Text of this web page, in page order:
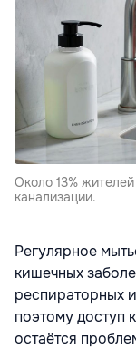
Около 13%
канализации.
Регулярное
кишечных
респираторных
поэтому доступ
остаётся